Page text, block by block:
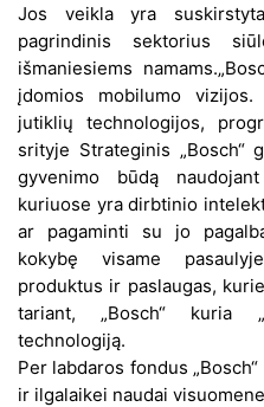
Jos veikla yra
pagrindinis sektorius
išmaniesiems
įdomios mobilumo
jutiklių technologijos,
srityje Strateginis „Bosch“
gyvenimo būdą
kuriuose yra dirbtinio
ar pagaminti su jo
kokybę visame
produktus ir paslaugas,
tariant, „Bosch“ kuria
technologiją.
Per labdaros fondus
ir ilgalaikei naudai